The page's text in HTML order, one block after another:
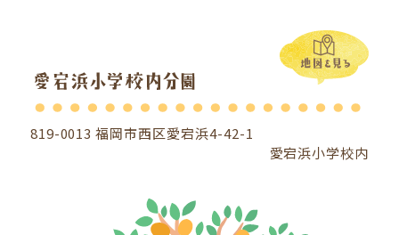
819-0013 福岡市西区愛宕浜4-42-1
愛宕浜小学校内